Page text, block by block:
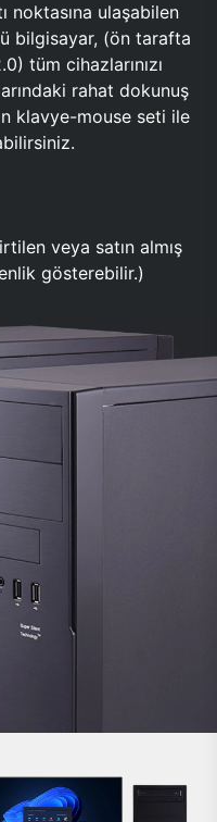
noktasına ulaşabilen
bilgisayar, (ön tarafta
tüm cihazlarınızı
rahat dokunuş
klavye-mouse seti ile
veya satın almış
gösterebilir.)